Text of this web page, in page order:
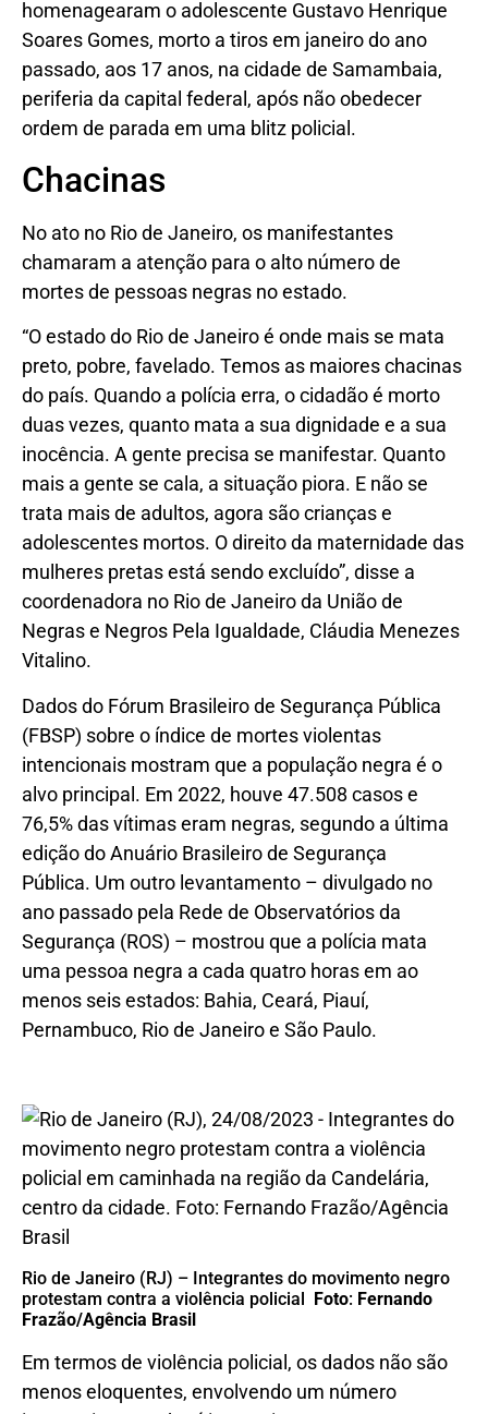
homenagearam o adolescente Gustavo Henrique
Soares Gomes, morto a tiros em janeiro do ano
passado, aos 17 anos, na cidade de Samambaia,
periferia da capital federal, após não obedecer
ordem de parada em uma blitz policial.
Chacinas
No ato no Rio de Janeiro, os manifestantes
chamaram a atenção para o alto número de
mortes de pessoas negras no estado.
“O estado do Rio de Janeiro é onde mais se mata
preto, pobre, favelado. Temos as maiores chacinas
do país. Quando a polícia erra, o cidadão é morto
duas vezes, quanto mata a sua dignidade e a sua
inocência. A gente precisa se manifestar. Quanto
mais a gente se cala, a situação piora. E não se
trata mais de adultos, agora são crianças e
adolescentes mortos. O direito da maternidade das
mulheres pretas está sendo excluído”, disse a
coordenadora no Rio de Janeiro da União de
Negras e Negros Pela Igualdade, Cláudia Menezes
Vitalino.
Dados do Fórum Brasileiro de Segurança Pública
(FBSP) sobre o índice de mortes violentas
intencionais mostram que a população negra é o
alvo principal. Em 2022, houve 47.508 casos e
76,5% das vítimas eram negras, segundo a última
edição do Anuário Brasileiro de Segurança
Pública. Um outro levantamento – divulgado no
ano passado pela Rede de Observatórios da
Segurança (ROS) – mostrou que a polícia mata
uma pessoa negra a cada quatro horas em ao
menos seis estados: Bahia, Ceará, Piauí,
Pernambuco, Rio de Janeiro e São Paulo.
Rio de Janeiro (RJ) – Integrantes do movimento negro
protestam contra a violência policial Foto: Fernando
Frazão/Agência Brasil
Em termos de violência policial, os dados não são
menos eloquentes, envolvendo um número